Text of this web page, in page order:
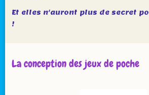
Et elles n'auront plus de secret
!
La conception des jeux de poche